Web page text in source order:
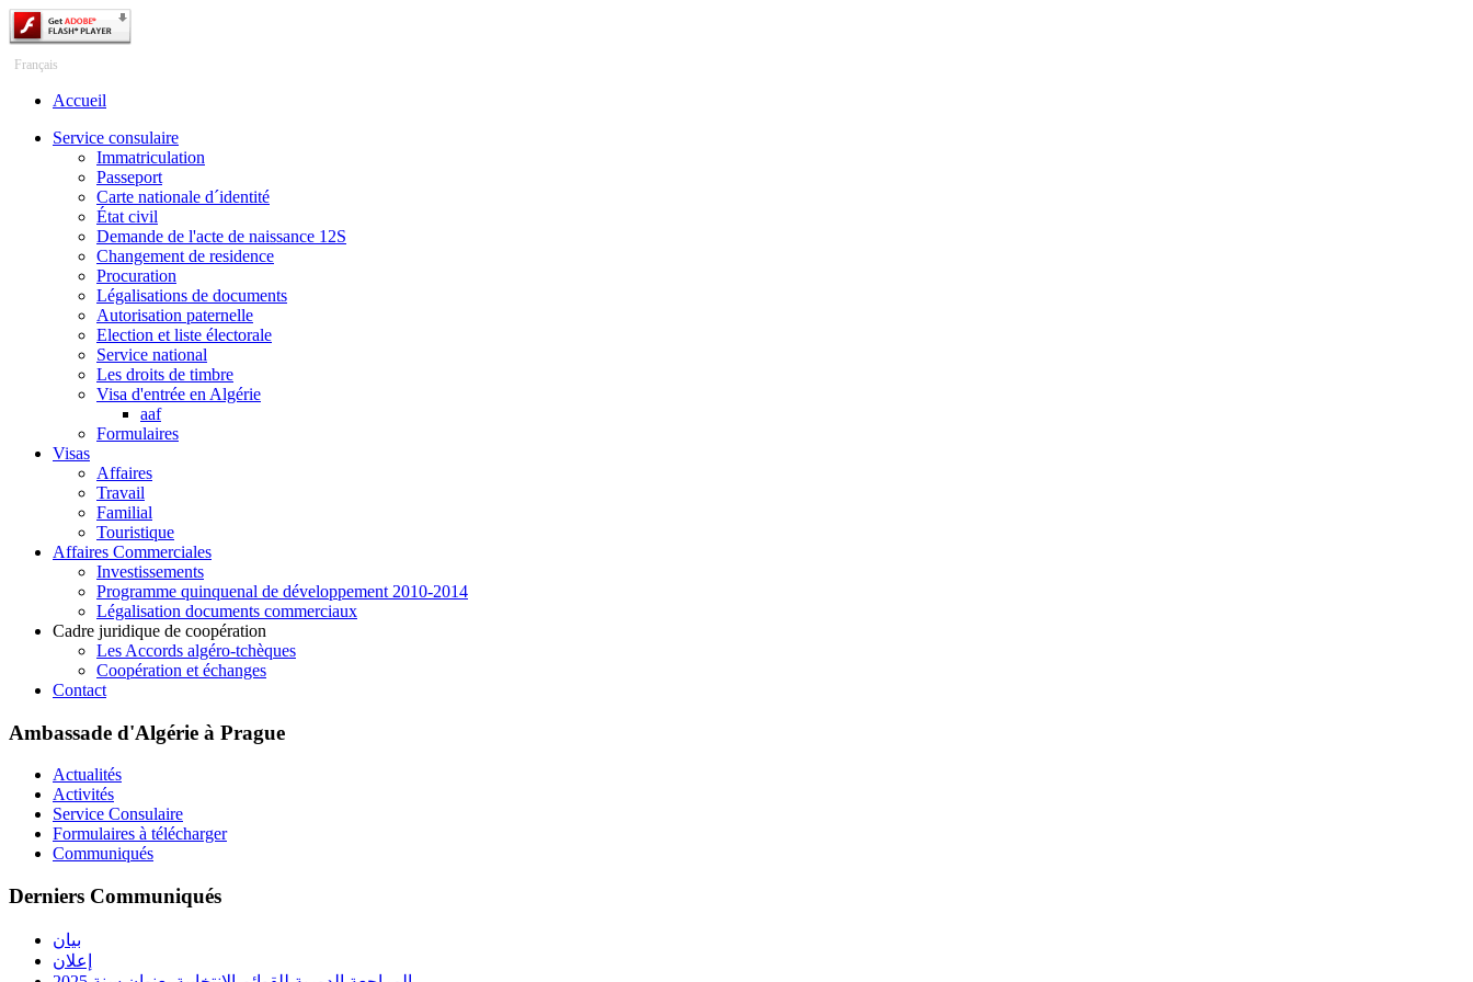
Français
Accueil
Service consulaire
Immatriculation
Passeport
Carte nationale d´identité
État civil
Demande de l'acte de naissance 12S
Changement de residence
Procuration
Légalisations de documents
Autorisation paternelle
Election et liste électorale
Service national
Les droits de timbre
Visa d'entrée en Algérie
aaf
Formulaires
Visas
Affaires
Travail
Familial
Touristique
Affaires Commerciales
Investissements
Programme quinquenal de développement 2010-2014
Légalisation documents commerciaux
Cadre juridique de coopération
Les Accords algéro-tchèques
Coopération et échanges
Contact
Ambassade d'Algérie à Prague
Actualités
Activités
Service Consulaire
Formulaires à télécharger
Communiqués
Derniers Communiqués
بيان
إعلان